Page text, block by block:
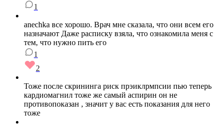
1
anechka все хорошо. Врач мне сказала, что они всем его
назначают Даже расписку взяла, что ознакомила меня с
тем, что нужно пить его
1
2
Тоже после скрининга риск прэиклрмпсии пью теперь
кардиомагнил тоже же самый аспирин он не
противопоказан , значит у вас есть показания для него
тоже